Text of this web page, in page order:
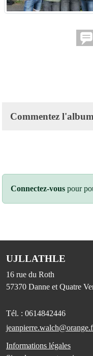
Commentez l'album
Connectez-vous pour
UJLLATHLE
16 rue du Roth
57370 Danne et Quatre
Tél. : 0614842446
Informations légales